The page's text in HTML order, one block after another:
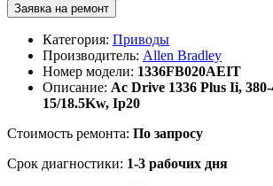
Заявка на ремонт
Категория: Приводы
Производитель: Allen Bradley
Номер модели: 1336FB020AEIT
Описание: Ac Drive 1336 Plus Ii,
15/18.5Kw, Ip20
Стоимость ремонта: По запросу
Срок диагностики: 1-3 рабочих дня